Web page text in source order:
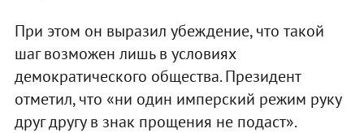
При этом он выразил убеждение, что такой
шаг возможен лишь в условиях
демократического общества. Президент
отметил, что «ни один имперский режим руку
друг другу в знак прощения не подаст».